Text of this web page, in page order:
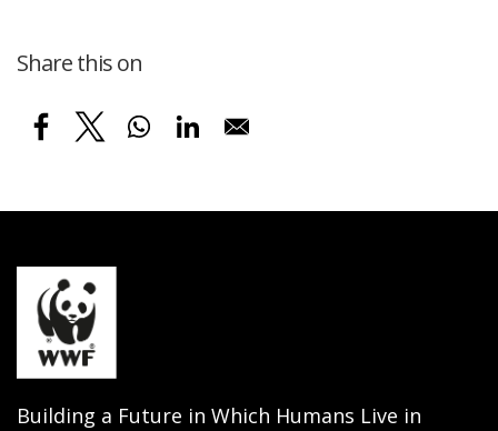
Share this on
Building a Future in Which Humans Live in